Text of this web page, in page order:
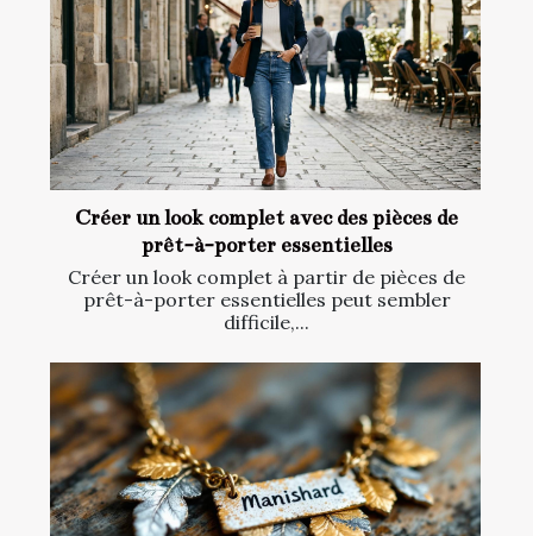
Créer un look complet avec des pièces de
prêt-à-porter essentielles
Créer un look complet à partir de pièces de
prêt-à-porter essentielles peut sembler
difficile,...